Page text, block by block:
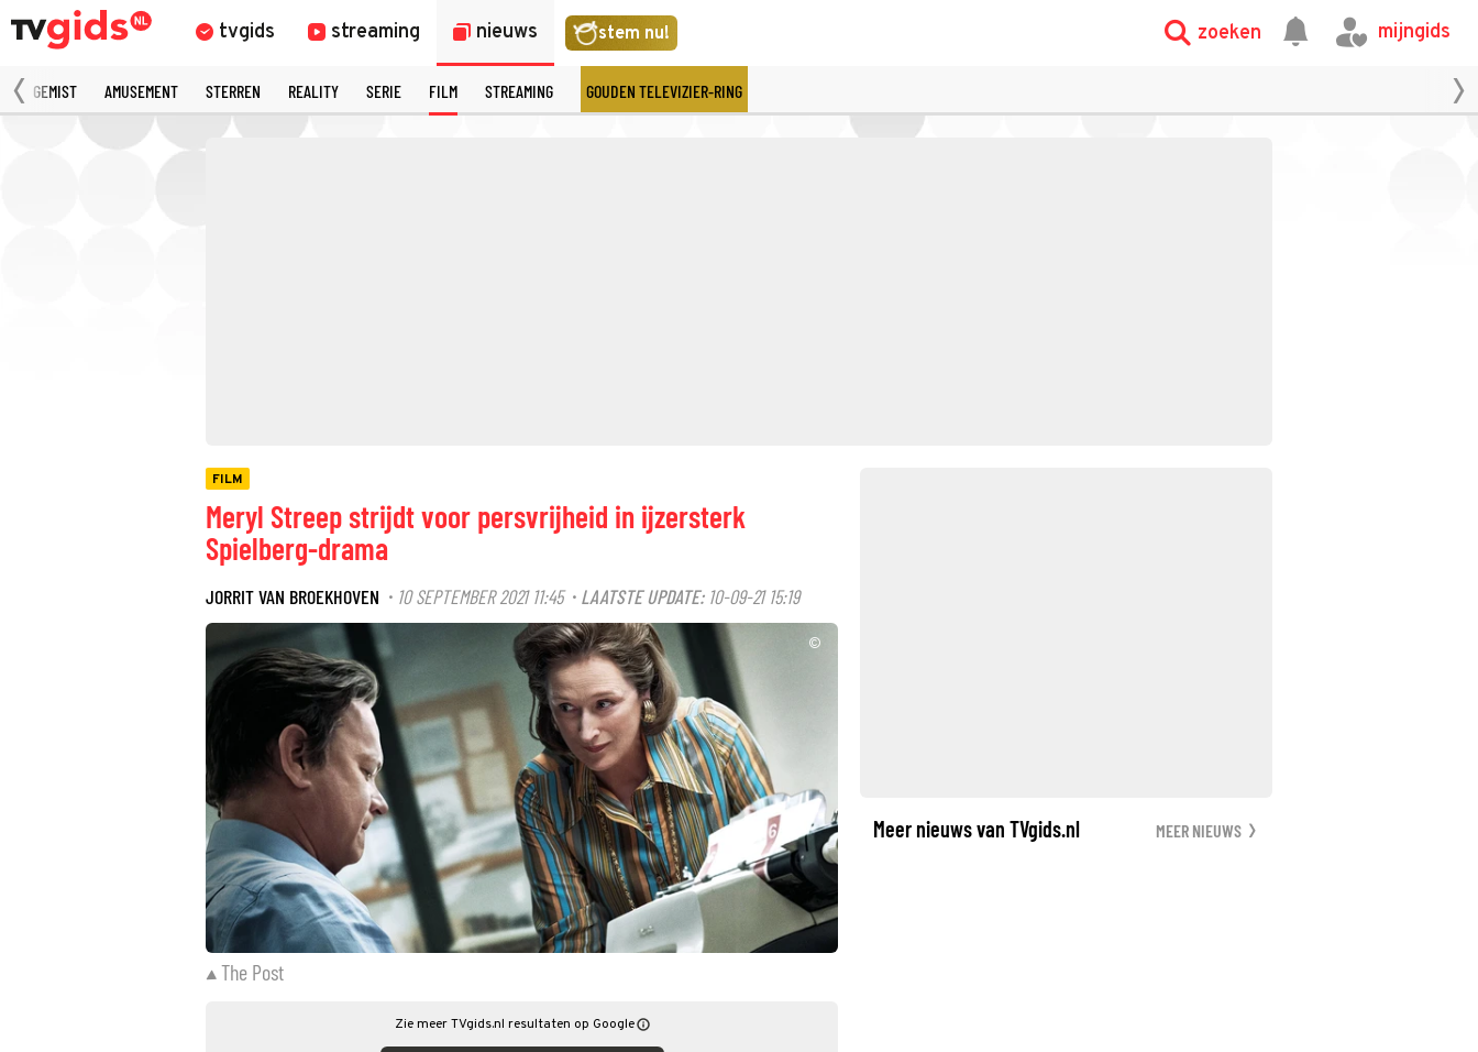
tvgids streaming nieuws stem nu! zoeken mijngids
GEMIST AMUSEMENT STERREN REALITY SERIE FILM STREAMING GOUDEN TELEVIZIER-RING
FILM
Meryl Streep strijdt voor persvrijheid in ijzersterk
Spielberg-drama
JORRIT VAN BROEKHOVEN · 10 SEPTEMBER 2021 11:45· LAATSTE UPDATE: 10-09-21 15:19
©
The Post
Zie meer TVgids.nl resultaten op Google
Meer nieuws van TVgids.nl MEER NIEUWS